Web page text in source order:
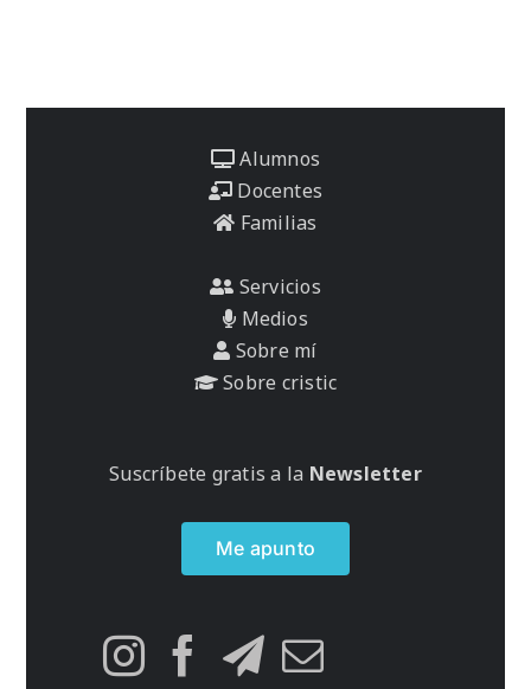
Alumnos
Docentes
Familias
Servicios
Medios
Sobre mí
Sobre cristic
Suscríbete gratis a la Newsletter
Me apunto